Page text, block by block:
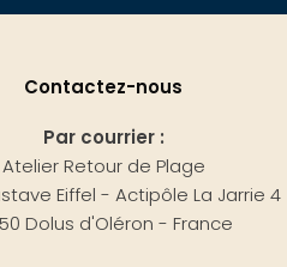
Contactez-nous
Par courrier :
Atelier Retour de Plage
Eiffel - Actipôle La Jarrie 4
Dolus d'Oléron - France